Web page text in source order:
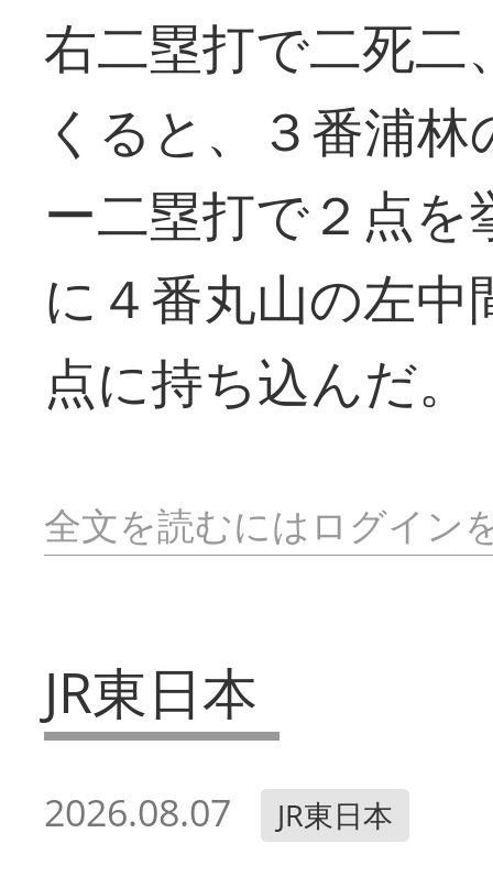
右二塁打で二死
くると、３番浦
ー二塁打で２点
に４番丸山の左
点に持ち込んだ。
全文を読むにはログイン
JR東日本
2026.08.07 JR東日本